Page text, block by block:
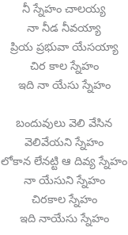
నీ స్నేహం చాలయ్య
నా నీడ నీవయ్యా
ప్రియ ప్రభువా యేసయ్యా
చిర కాల స్నేహం
ఇది నా యేసు స్నేహం
బందువులు వెలి వేసిన
వెలివేయని స్నేహం
లోకాన లేనట్టి ఆ దివ్య స్నేహం
నా యేసుని స్నేహం
చిరకాల స్నేహం
ఇది నాయేసు స్నేహం